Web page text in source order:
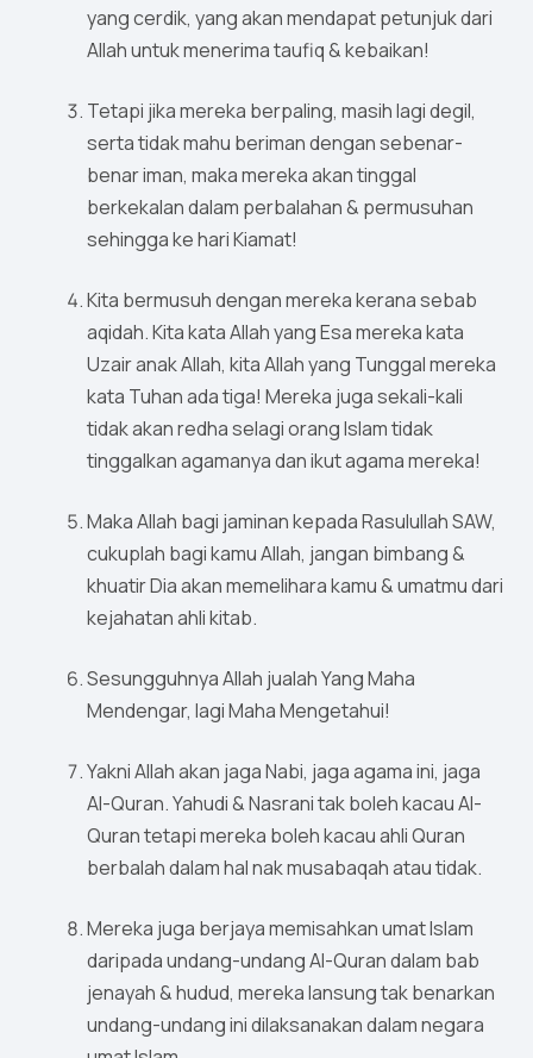
yang cerdik, yang akan mendapat petunjuk dari
Allah untuk menerima taufiq & kebaikan!
Tetapi jika mereka berpaling, masih lagi degil,
serta tidak mahu beriman dengan sebenar-
benar iman, maka mereka akan tinggal
berkekalan dalam perbalahan & permusuhan
sehingga ke hari Kiamat!
Kita bermusuh dengan mereka kerana sebab
aqidah. Kita kata Allah yang Esa mereka kata
Uzair anak Allah, kita Allah yang Tunggal mereka
kata Tuhan ada tiga! Mereka juga sekali-kali
tidak akan redha selagi orang Islam tidak
tinggalkan agamanya dan ikut agama mereka!
Maka Allah bagi jaminan kepada Rasulullah SAW,
cukuplah bagi kamu Allah, jangan bimbang &
khuatir Dia akan memelihara kamu & umatmu dari
kejahatan ahli kitab.
Sesungguhnya Allah jualah Yang Maha
Mendengar, lagi Maha Mengetahui!
Yakni Allah akan jaga Nabi, jaga agama ini, jaga
Al-Quran. Yahudi & Nasrani tak boleh kacau Al-
Quran tetapi mereka boleh kacau ahli Quran
berbalah dalam hal nak musabaqah atau tidak.
Mereka juga berjaya memisahkan umat Islam
daripada undang-undang Al-Quran dalam bab
jenayah & hudud, mereka lansung tak benarkan
undang-undang ini dilaksanakan dalam negara